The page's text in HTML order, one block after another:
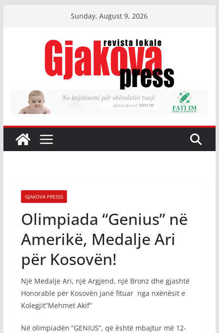
Sunday, August 9, 2026
GJAKOVA PRESSS
Olimpiada “Genius” në
Amerikë, Medalje Ari
për Kosovën!
Një Medalje Ari, një Argjend, një Bronz dhe gjashtë
Honorable për Kosovën janë fituar nga nxënësit e
Kolegjit”Mehmet Akif”
Në olimpiadën “GENIUS”, që është mbajtur më 12-